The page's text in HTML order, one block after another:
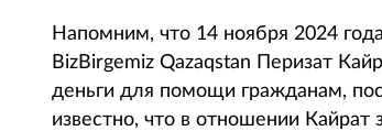
Напомним, что 14 ноября 2024
BizBirgemiz Qazaqstan Перизат
деньги для помощи гражданам,
известно, что в отношении Кайрат